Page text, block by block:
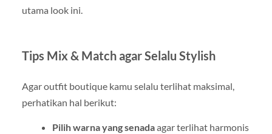
utama look ini.
Tips Mix & Match agar Selalu Stylish
Agar outfit boutique kamu selalu terlihat maksimal,
perhatikan hal berikut:
Pilih warna yang senadaagar terlihat harmonis